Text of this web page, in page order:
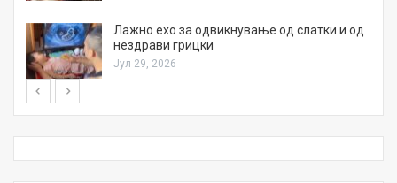
Лажно ехо за одвикнување од слатки и од
нездрави грицки
Јул 29, 2026